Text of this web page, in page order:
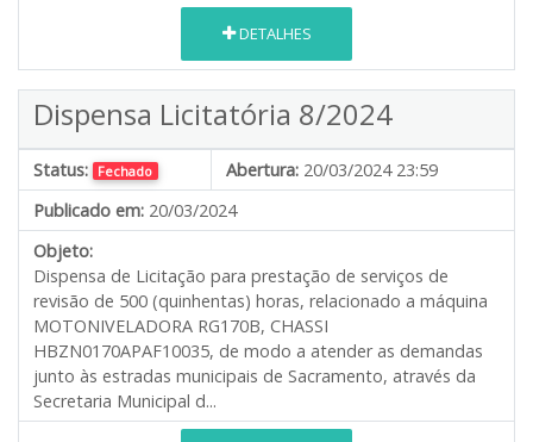
DETALHES
Dispensa Licitatória 8/2024
Status: Fechado Abertura: 20/03/2024 23:59
Publicado em: 20/03/2024
Objeto:
Dispensa de Licitação para prestação de serviços de
revisão de 500 (quinhentas) horas, relacionado a máquina
MOTONIVELADORA RG170B, CHASSI
HBZN0170APAF10035, de modo a atender as demandas
junto às estradas municipais de Sacramento, através da
Secretaria Municipal d...